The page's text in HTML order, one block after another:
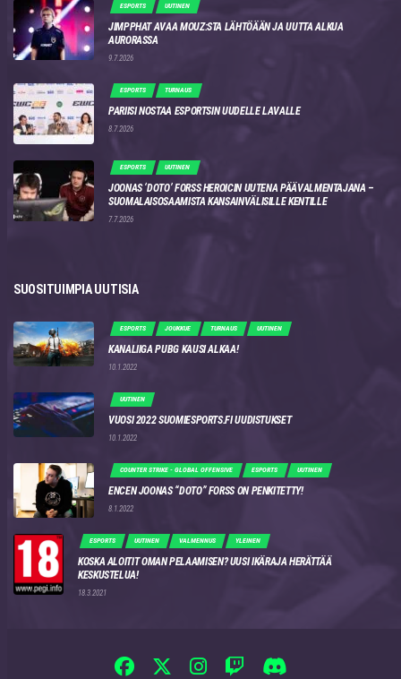
ESPORTS UUTINEN
JIMPPHAT AVAA MOUZ:STA LÄHTÖÄÄN JA UUTTA ALKUA
AURORASSA
9.7.2026
ESPORTS TURNAUS
PARIISI NOSTAA ESPORTSIN UUDELLE LAVALLE
8.7.2026
ESPORTS UUTINEN
JOONAS ‘DOTO’ FORSS HEROICIN UUTENA PÄÄVALMENTAJANA –
SUOMALAISOSAAMISTA KANSAINVÄLISILLE KENTILLE
7.7.2026
SUOSITUIMPIA UUTISIA
ESPORTS JOUKKUE TURNAUS UUTINEN
KANALIIGA PUBG KAUSI ALKAA!
10.1.2022
UUTINEN
VUOSI 2022 SUOMIESPORTS.FI UUDISTUKSET
10.1.2022
COUNTER STRIKE - GLOBAL OFFENSIVE ESPORTS UUTINEN
ENCEN JOONAS “DOTO” FORSS ON PENKITETTY!
8.1.2022
ESPORTS UUTINEN VALMENNUS YLEINEN
KOSKA ALOITIT OMAN PELAAMISEN? UUSI IKÄRAJA HERÄTTÄÄ
KESKUSTELUA!
18.3.2021